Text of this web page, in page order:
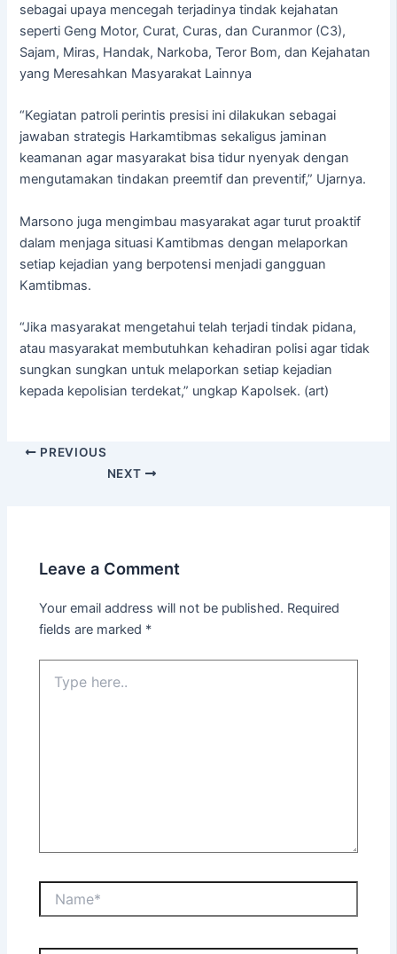
sebagai upaya mencegah terjadinya tindak kejahatan
seperti Geng Motor, Curat, Curas, dan Curanmor (C3),
Sajam, Miras, Handak, Narkoba, Teror Bom, dan Kejahatan
yang Meresahkan Masyarakat Lainnya
“Kegiatan patroli perintis presisi ini dilakukan sebagai
jawaban strategis Harkamtibmas sekaligus jaminan
keamanan agar masyarakat bisa tidur nyenyak dengan
mengutamakan tindakan preemtif dan preventif,” Ujarnya.
Marsono juga mengimbau masyarakat agar turut proaktif
dalam menjaga situasi Kamtibmas dengan melaporkan
setiap kejadian yang berpotensi menjadi gangguan
Kamtibmas.
“Jika masyarakat mengetahui telah terjadi tindak pidana,
atau masyarakat membutuhkan kehadiran polisi agar tidak
sungkan sungkan untuk melaporkan setiap kejadian
kepada kepolisian terdekat,” ungkap Kapolsek. (art)
PREVIOUS
NEXT
Leave a Comment
Your email address will not be published. Required
fields are marked *
here..